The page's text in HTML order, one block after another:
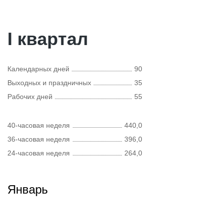
I квартал
Календарных дней
90
Выходных и праздничных
35
Рабочих дней
55
40-часовая неделя
440,0
36-часовая неделя
396,0
24-часовая неделя
264,0
Январь